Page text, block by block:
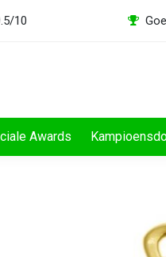
10
Awards